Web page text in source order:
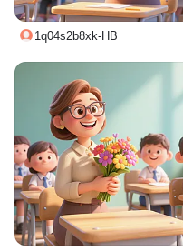
1q04s2b8xk-HB